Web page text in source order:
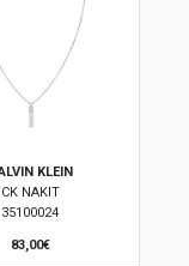
KLEIN
CK NAKIT
35100024
83,00€